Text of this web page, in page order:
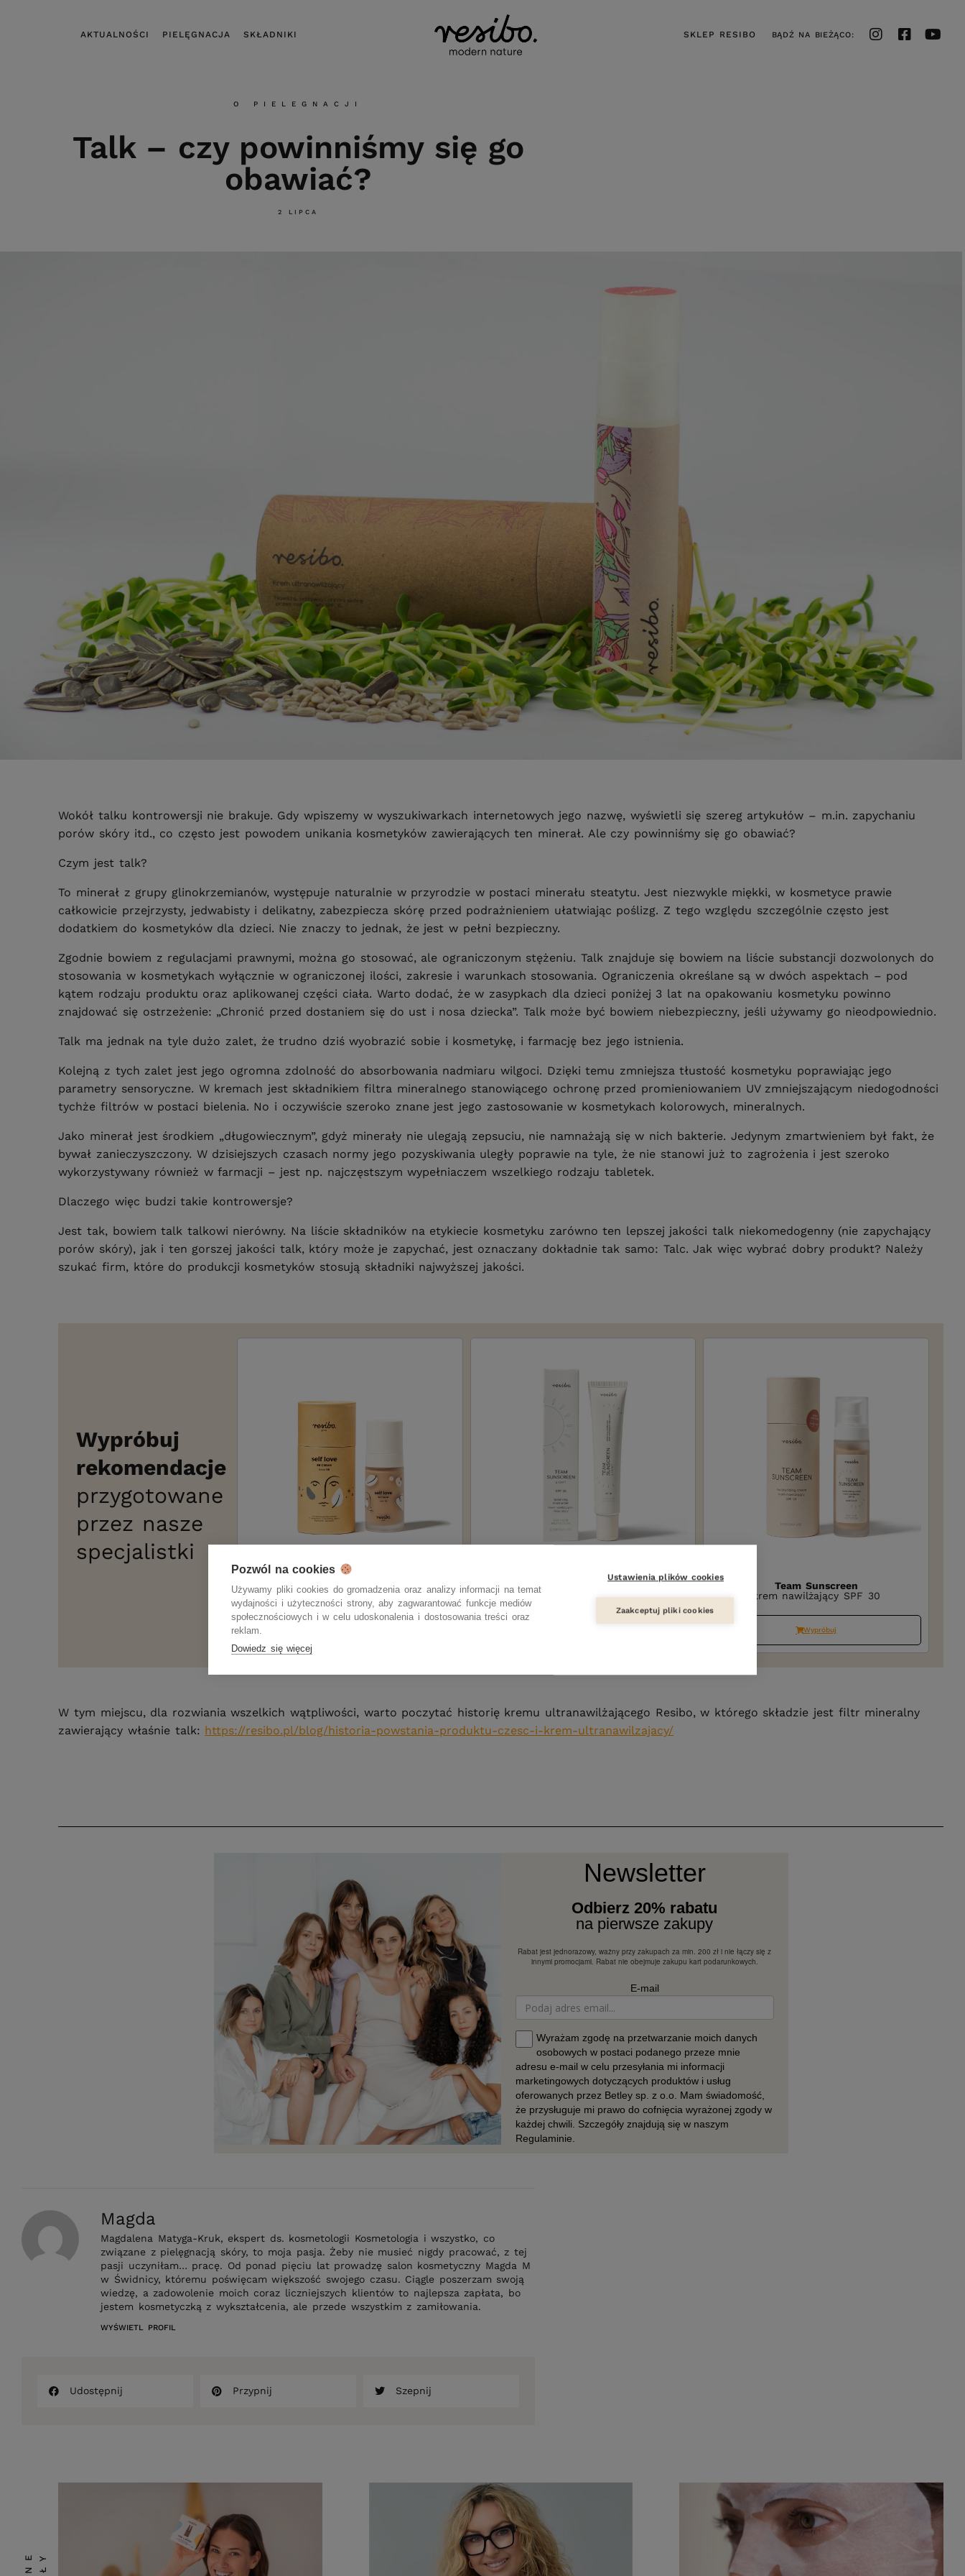
AKTUALNOŚCI PIELĘGNACJA SKŁADNIKI SKLEP RESIBO BĄDŹ NA BIEŻĄCO:
O PIELEGNACJI
Talk – czy powinniśmy się go
obawiać?
2 LIPCA
Wokół talku kontrowersji nie brakuje. Gdy wpiszemy w wyszukiwarkach internetowych jego nazwę, wyświetli się szereg artykułów – m.in. zapychaniu
porów skóry itd., co często jest powodem unikania kosmetyków zawierających ten minerał. Ale czy powinniśmy się go obawiać?
Czym jest talk?
To minerał z grupy glinokrzemianów, występuje naturalnie w przyrodzie w postaci minerału steatytu. Jest niezwykle miękki, w kosmetyce prawie
całkowicie przejrzysty, jedwabisty i delikatny, zabezpiecza skórę przed podrażnieniem ułatwiając poślizg. Z tego względu szczególnie często jest
dodatkiem do kosmetyków dla dzieci. Nie znaczy to jednak, że jest w pełni bezpieczny.
Zgodnie bowiem z regulacjami prawnymi, można go stosować, ale ograniczonym stężeniu. Talk znajduje się bowiem na liście substancji dozwolonych do
stosowania w kosmetykach wyłącznie w ograniczonej ilości, zakresie i warunkach stosowania. Ograniczenia określane są w dwóch aspektach – pod
kątem rodzaju produktu oraz aplikowanej części ciała. Warto dodać, że w zasypkach dla dzieci poniżej 3 lat na opakowaniu kosmetyku powinno
znajdować się ostrzeżenie: „Chronić przed dostaniem się do ust i nosa dziecka”. Talk może być bowiem niebezpieczny, jeśli używamy go nieodpowiednio.
Talk ma jednak na tyle dużo zalet, że trudno dziś wyobrazić sobie i kosmetykę, i farmację bez jego istnienia.
Kolejną z tych zalet jest jego ogromna zdolność do absorbowania nadmiaru wilgoci. Dzięki temu zmniejsza tłustość kosmetyku poprawiając jego
parametry sensoryczne. W kremach jest składnikiem filtra mineralnego stanowiącego ochronę przed promieniowaniem UV zmniejszającym niedogodności
tychże filtrów w postaci bielenia. No i oczywiście szeroko znane jest jego zastosowanie w kosmetykach kolorowych, mineralnych.
Jako minerał jest środkiem „długowiecznym”, gdyż minerały nie ulegają zepsuciu, nie namnażają się w nich bakterie. Jedynym zmartwieniem był fakt, że
bywał zanieczyszczony. W dzisiejszych czasach normy jego pozyskiwania uległy poprawie na tyle, że nie stanowi już to zagrożenia i jest szeroko
wykorzystywany również w farmacji – jest np. najczęstszym wypełniaczem wszelkiego rodzaju tabletek.
Dlaczego więc budzi takie kontrowersje?
Jest tak, bowiem talk talkowi nierówny. Na liście składników na etykiecie kosmetyku zarówno ten lepszej jakości talk niekomedogenny (nie zapychający
porów skóry), jak i ten gorszej jakości talk, który może je zapychać, jest oznaczany dokładnie tak samo: Talc. Jak więc wybrać dobry produkt? Należy
szukać firm, które do produkcji kosmetyków stosują składniki najwyższej jakości.
Wypróbuj
rekomendacje
przygotowane
przez nasze
specjalistki
Self Love
krem BB
Team Sunscreen light
krem nawilżająco-regulujący SPF 30
Team Sunscreen
krem nawilżający SPF 30
Wypróbuj
W tym miejscu, dla rozwiania wszelkich wątpliwości, warto poczytać historię kremu ultranawilżającego Resibo, w którego składzie jest filtr mineralny
zawierający właśnie talk: https://resibo.pl/blog/historia-powstania-produktu-czesc-i-krem-ultranawilzajacy/
Magda
Magdalena Matyga-Kruk, ekspert ds. kosmetologii Kosmetologia i wszystko, co
związane z pielęgnacją skóry, to moja pasja. Żeby nie musieć nigdy pracować, z tej
pasji uczyniłam… pracę. Od ponad pięciu lat prowadzę salon kosmetyczny Magda M
w Świdnicy, któremu poświęcam większość swojego czasu. Ciągle poszerzam swoją
wiedzę, a zadowolenie moich coraz liczniejszych klientów to najlepsza zapłata, bo
jestem kosmetyczką z wykształcenia, ale przede wszystkim z zamiłowania.
WYŚWIETL PROFIL
Udostępnij Przypnij Szepnij
Pozwól na cookies
Używamy pliki cookies do gromadzenia oraz analizy informacji na temat
wydajności i użyteczności strony, aby zagwarantować funkcje mediów
społecznościowych i w celu udoskonalenia i dostosowania treści oraz
reklam.
Dowiedz się więcej
Ustawienia plików cookies
Zaakceptuj pliki cookies